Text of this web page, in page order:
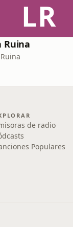
LR
Ruina
de radio
Populares